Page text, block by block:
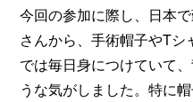
今回の参加に際し、日本
さんから、手術帽子やT
では毎日身につけていて
うな気がしました。特に